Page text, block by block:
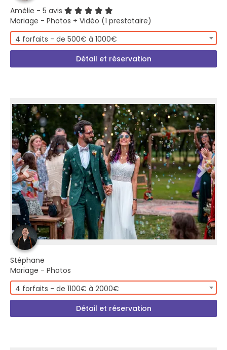
Amélie - 5 avis
Mariage - Photos + Vidéo (1 prestataire)
4 forfaits - de 500€ à 1000€
Détail et réservation
Stéphane
Mariage - Photos
4 forfaits - de 1100€ à 2000€
Détail et réservation